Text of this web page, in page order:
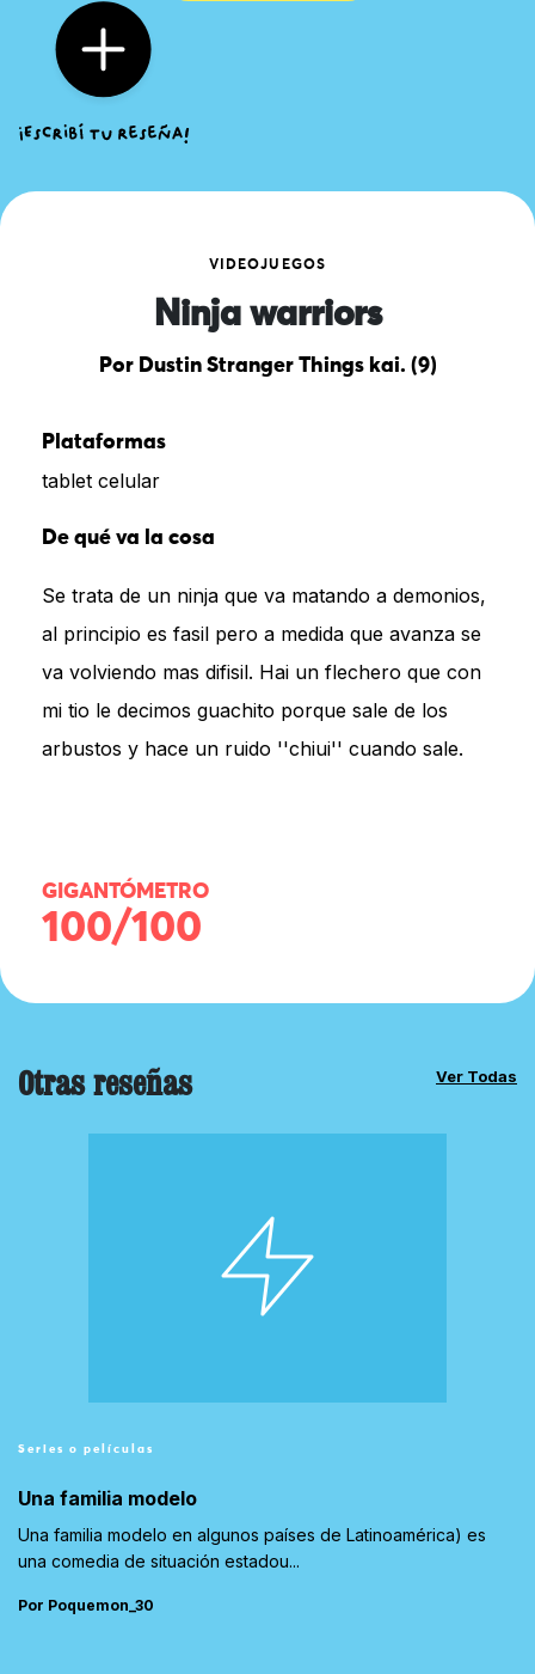
VIDEOJUEGOS
Ninja warriors
Por Dustin Stranger Things kai. (9)
Plataformas
tablet celular
De qué va la cosa
Se trata de un ninja que va matando a demonios,
al principio es fasil pero a medida que avanza se
va volviendo mas difisil. Hai un flechero que con
mi tio le decimos guachito porque sale de los
arbustos y hace un ruido ''chiui'' cuando sale.
GIGANTÓMETRO
100/100
Otras reseñas Ver Todas
Series o películas
Una familia modelo
Una familia modelo en algunos países de Latinoamérica) es
una comedia de situación estadou...
Por Poquemon_30